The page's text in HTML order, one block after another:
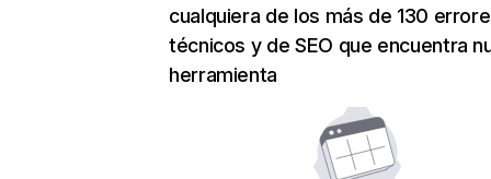
cualquiera de los más de 130
técnicos y de SEO que encuentra
herramienta